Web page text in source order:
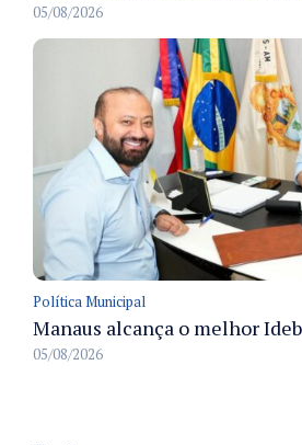
05/08/2026
Política Municipal
05/08/2026